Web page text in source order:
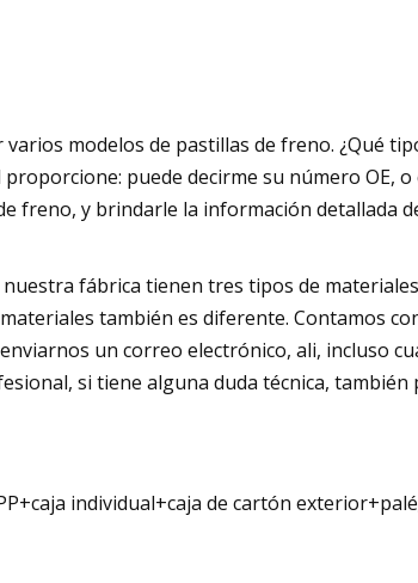
modelos de pastillas de freno. ¿Qué
puede decirme su número OE,
freno, y brindarle la información detallada
fábrica tienen tres tipos de
también es diferente. Contamos
un correo electrónico, ali, incluso
si tiene alguna duda técnica,
individual+caja de cartón